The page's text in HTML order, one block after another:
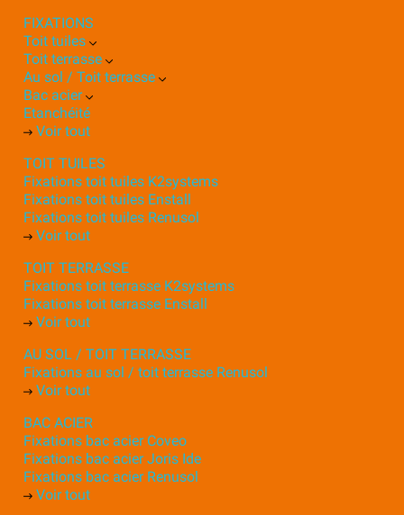
FIXATIONS
Toit tuiles
Toit terrasse
Au sol / Toit terrasse
Bac acier
Etanchéité
Voir tout
TOIT TUILES
Fixations toit tuiles K2systems
Fixations toit tuiles Enstall
Fixations toit tuiles Renusol
Voir tout
TOIT TERRASSE
Fixations toit terrasse K2systems
Fixations toit terrasse Enstall
Voir tout
AU SOL / TOIT TERRASSE
Fixations au sol / toit terrasse Renusol
Voir tout
BAC ACIER
Fixations bac acier Coveo
Fixations bac acier Joris Ide
Fixations bac acier Renusol
Voir tout